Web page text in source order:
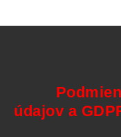
údajov a